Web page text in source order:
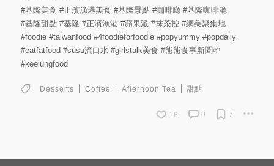
#基隆美食 #正濱漁港美食 #基隆景點 #咖啡廳 #基隆咖啡廳
#基隆甜點 #基隆 #正濱漁港 #蘋果派 #抹茶控 #網美聚集地
#foodie #taiwanfood #4foodieforfoodie #popyummy #popdaily
#eatfatfood #susu流口水 #girlstalk美食 #熊熊食事新聞🌱
#keelungfood
Desserts Coffee Afternoon Tea 甜點
18 0 7